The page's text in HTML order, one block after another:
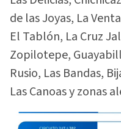
de las Joyas, La
El Tablón, La Cruz
Zopilotepe,
Rusio, Las Bandas,
Las Canoas y zonas